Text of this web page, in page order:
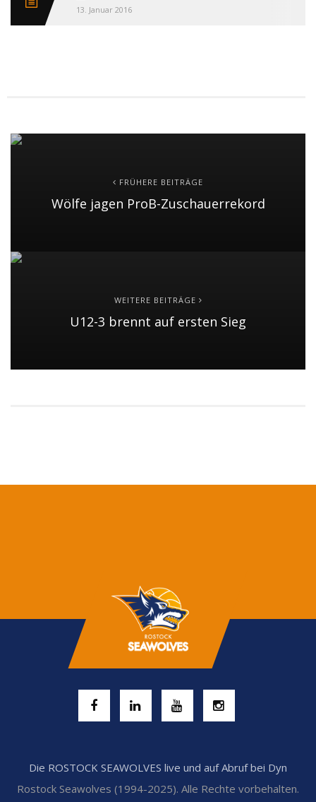
13. Januar 2016
FRÜHERE BEITRÄGE
Wölfe jagen ProB-Zuschauerrekord
WEITERE BEITRÄGE
U12-3 brennt auf ersten Sieg
Die ROSTOCK SEAWOLVES live und auf Abruf bei Dyn
Rostock Seawolves (1994-2025). Alle Rechte vorbehalten.